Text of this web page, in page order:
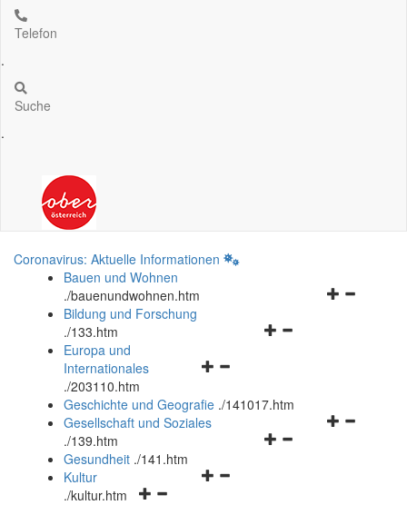
Telefon
.
Suche
.
Coronavirus: Aktuelle Informationen
Bauen und Wohnen
./bauenundwohnen.htm
Navigationsmenü
Bildung und Forschung
./133.htm
Navigationsmenü
und
schließen
Europa und
Internationales
./203110.htm
Geschichte und Geografie ./141017.htm
Navigationsmenü
Gesellschaft und Soziales
./139.htm
Navigationsmenü
Gesundheit ./141.htm
Navigationsmenü
Kultur
./kultur.htm